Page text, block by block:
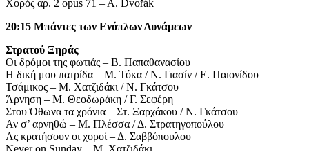
Χορός αρ. 2 opus 71 – A. Dvořák
20:15 Μπάντες των Ενόπλων Δυνάμεων
Στρατού Ξηράς
Οι δρόμοι της φωτιάς – Β. Παπαθανασίου
Η δική μου πατρίδα – M. Τόκα / Ν. Γιασίν / Ε. Παιονίδου
Τσάμικος – Μ. Χατζιδάκι / Ν. Γκάτσου
Άρνηση – Μ. Θεοδωράκη / Γ. Σεφέρη
Στου Όθωνα τα χρόνια – Στ. Ξαρχάκου / Ν. Γκάτσου
Αν σ’ αρνηθώ – Μ. Πλέσσα / Δ. Στρατηγοπούλου
Ας κρατήσουν οι χοροί – Δ. Σαββόπουλου
Never on Sunday – Μ. Χατζιδάκι